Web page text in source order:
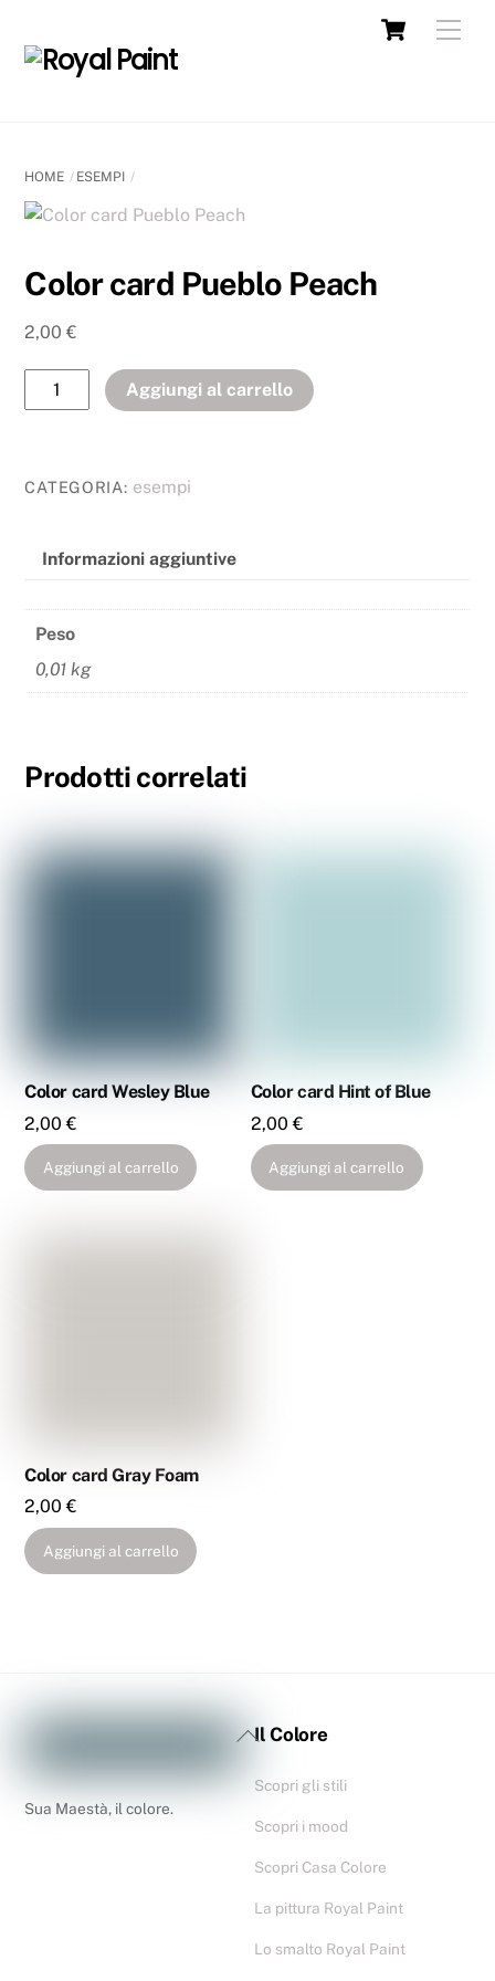
HOME ESEMPI
Color card Pueblo Peach
2,00€
Aggiungi al carrello
CATEGORIA: esempi
Informazioni aggiuntive
Peso
0,01 kg
Prodotti correlati
Color card Wesley Blue
2,00€
Aggiungi al carrello
Color card Hint of Blue
2,00€
Aggiungi al carrello
Color card Gray Foam
2,00€
Aggiungi al carrello
Sua Maestà, il colore.
Il Colore
Scopri gli stili
Scopri i mood
Scopri Casa Colore
La pittura Royal Paint
Lo smalto Royal Paint